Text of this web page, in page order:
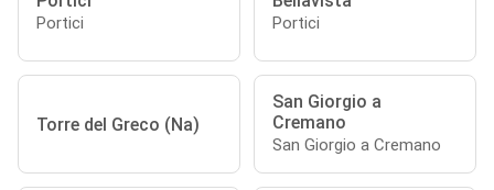
Portici Portici
Torre del Greco (Na)
San Giorgio a
Cremano
San Giorgio a Cremano